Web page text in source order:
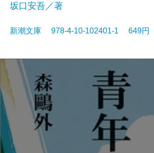
坂口安吾／著
新潮文庫 978-4-10-102401-1 649円